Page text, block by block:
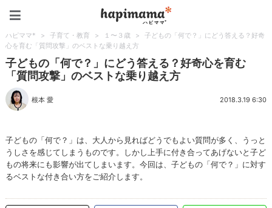
ハピママ* > 子育て・教育 > １〜３歳 >
子どもの「何で？」にどう答える？好奇
心を育む「質問攻撃」のベストな乗り越え方
子どもの「何で？」にどう答える？好奇心を育む
「質問攻撃」のベストな乗り越え方
根本 愛 2018.3.19 6:30
子どもの「何で？」は、大人から見ればどうでもよい質問が多く、うっと
うしさを感じてしまうものです。しかし上手に付き合ってあげないと子ど
もの将来にも影響が出てしまいます。今回は、子どもの「何で？」に対す
るベストな付き合い方をご紹介します。